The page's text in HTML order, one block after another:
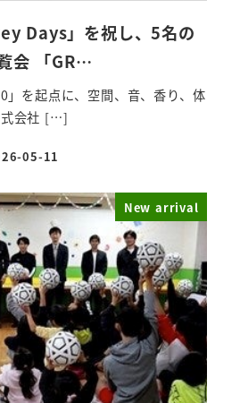
Days」を祝し、5名の
会 「GR…
」を起点に、空間、音、香り、体
式会社 […]
日
05-11
New arrival